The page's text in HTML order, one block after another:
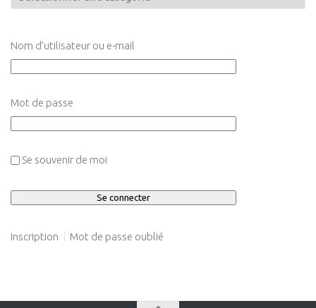
Nom d’utilisateur ou e-mail
Mot de passe
Se souvenir de moi
Inscription Mot de passe oublié